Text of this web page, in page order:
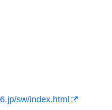
sw/index.html